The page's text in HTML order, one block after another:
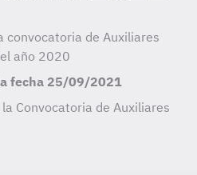
convocatoria de Auxiliares
año 2020
fecha 25/09/2021
Convocatoria de Auxiliares